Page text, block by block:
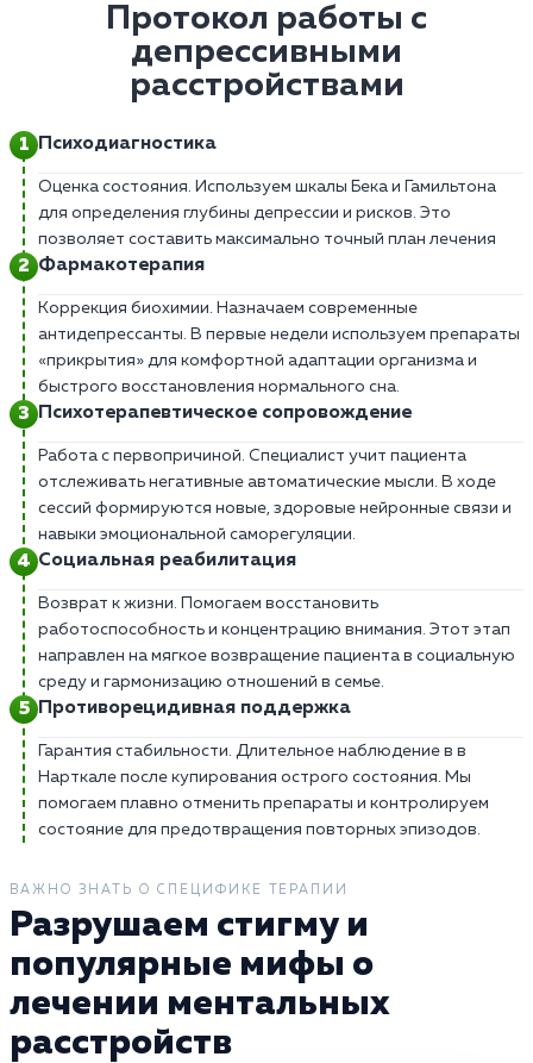
Протокол работы с
депрессивными
расстройствами
Психодиагностика
Оценка состояния. Используем шкалы Бека и Гамильтона
для определения глубины депрессии и рисков. Это
позволяет составить максимально точный план лечения
Фармакотерапия
Коррекция биохимии. Назначаем современные
антидепрессанты. В первые недели используем препараты
«прикрытия» для комфортной адаптации организма и
быстрого восстановления нормального сна.
Психотерапевтическое сопровождение
Работа с первопричиной. Специалист учит пациента
отслеживать негативные автоматические мысли. В ходе
сессий формируются новые, здоровые нейронные связи и
навыки эмоциональной саморегуляции.
Социальная реабилитация
Возврат к жизни. Помогаем восстановить
работоспособность и концентрацию внимания. Этот этап
направлен на мягкое возвращение пациента в социальную
среду и гармонизацию отношений в семье.
Противорецидивная поддержка
Гарантия стабильности. Длительное наблюдение в в
Нарткале после купирования острого состояния. Мы
помогаем плавно отменить препараты и контролируем
состояние для предотвращения повторных эпизодов.
ВАЖНО ЗНАТЬ О СПЕЦИФИКЕ ТЕРАПИИ
Разрушаем стигму и
популярные мифы о
лечении ментальных
расстройств